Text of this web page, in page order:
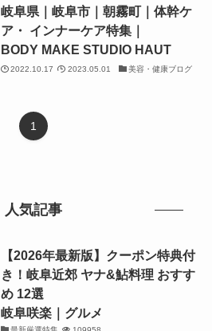
岐阜県｜岐阜市｜朝霧町｜体幹ケ
ア・ インナーケア特集｜
BODY MAKE STUDIO HAUT
2022.10.17 2023.05.01 美容・健康ブログ
1
人気記事
【2026年最新版】クーポン特典付
き！岐阜近郊 ヤナ&鮎料理 おすす
め 12選
岐阜咲楽｜グルメ